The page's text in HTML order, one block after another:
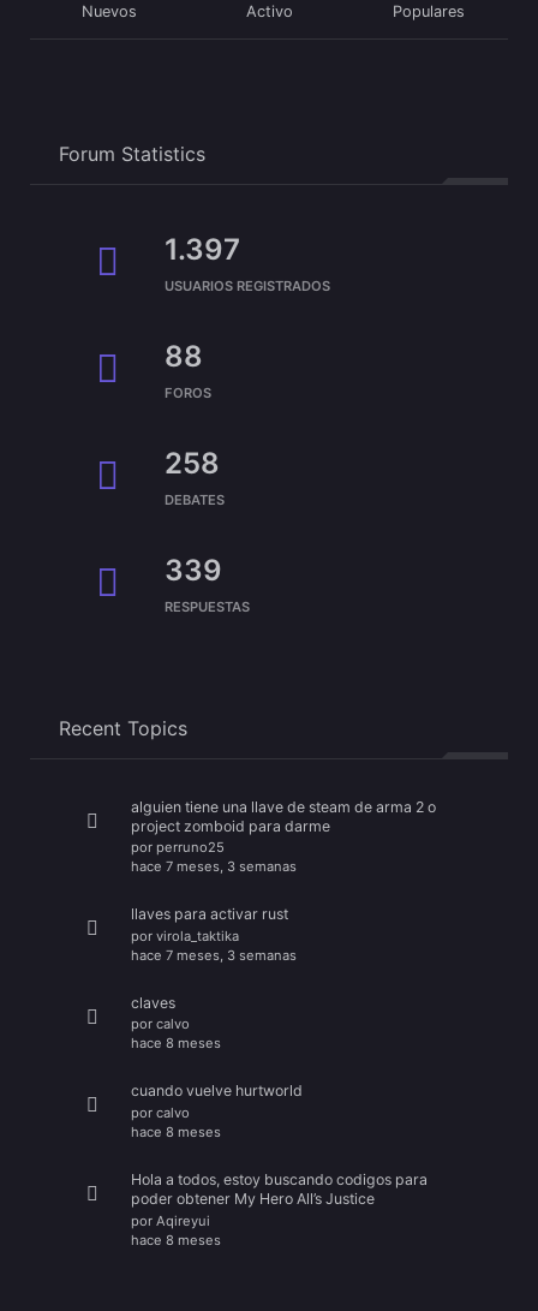
Nuevos Activo Populares
Forum Statistics
1.397
USUARIOS REGISTRADOS
88
FOROS
258
DEBATES
339
RESPUESTAS
Recent Topics
alguien tiene una llave de steam de arma 2 o
project zomboid para darme
por perruno25
hace 7 meses, 3 semanas
llaves para activar rust
por virola_taktika
hace 7 meses, 3 semanas
claves
por calvo
hace 8 meses
cuando vuelve hurtworld
por calvo
hace 8 meses
Hola a todos, estoy buscando codigos para
poder obtener My Hero All’s Justice
por Aqireyui
hace 8 meses